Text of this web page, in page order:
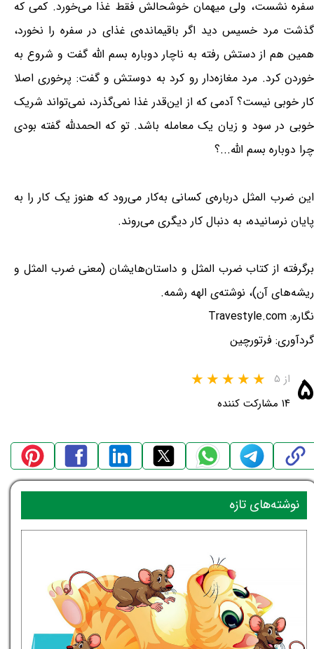
سفره نشست، ولی میهمان خوشحالش فقط غذا می‌خورد. کمی که
گذشت مرد خسیس دید اگر باقیمانده‌ی غذای در سفره را نخورد،
همین هم از دستش رفته به ناچار دوباره بسم الله گفت و شروع به
خوردن کرد. مرد مغازه‌دار رو کرد به دوستش و گفت: پرخوری اصلا
کار خوبی نیست؟ آدمی که از این‌قدر غذا نمی‌گذرد، نمی‌تواند شریک
خوبی در سود و زیان یک معامله باشد. تو که الحمدلله گفته بودی
چرا دوباره بسم الله...؟
این ضرب المثل درباره‌ی کسانی به‌کار می‌رود که هنوز یک کار را به
پایان نرسانیده، به دنبال کار دیگری می‌روند.
برگرفته از کتاب ضرب المثل و داستان‌هایشان (معنی ضرب المثل و
ریشه‌های آن)، نوشته‌ی الهه رشمه.
نگاره: Travestyle.com
گردآوری: فرتورچین
۵ از ۵
۱۴ مشارکت کننده
نوشته‌های تازه